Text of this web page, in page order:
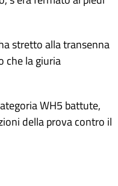
stretto alla transenna
che la giuria
WH5 battute,
della prova contro il